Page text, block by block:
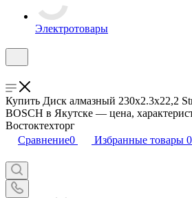
Электротовары
Купить Диск алмазный 230х2.3x22,2
BOSCH в Якутске — цена,
Востоктехторг
Сравнение0 Избранные товары 0